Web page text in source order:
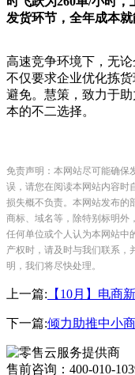
发货环节，全年成本就
高速竞争环境下，无
不仅要求企业优化拣
避免。慧策，致力于
本的不二选择。
免责声明：本网站尽可能确保
误，请您在阅读本网站内容时
损失概不负责。本网站发布的
商标、域名等，除特别标明外
任何单位或个人认为本网站中
产权时，请及时与我们联系，
明，我们将尽快处理。
上一篇: 【10月】电商
下一篇:倾力助推中小
售前咨询：400-010-